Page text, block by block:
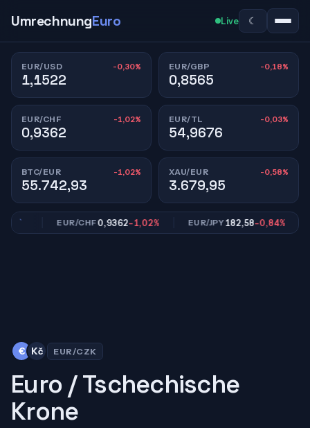
UmrechnungEuro Live ☾
EUR/USD -0,30%
1,1522
EUR/GBP -0,18%
0,8565
EUR/CHF -1,02%
0,9362
EUR/TL -0,03%
54,9676
BTC/EUR -1,02%
55.742,93
XAU/EUR -0,58%
3.679,95
EUR/CHF0,9362-1,02% EUR/JPY182,58-0,84%
€ Kč EUR/CZK
Euro / Tschechische
Krone